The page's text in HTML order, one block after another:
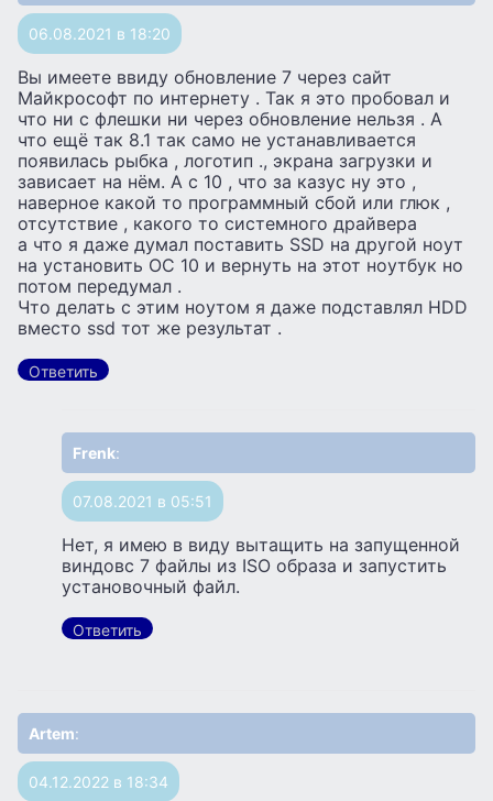
06.08.2021 в 18:20
Вы имеете ввиду обновление 7 через сайт
Майкрософт по интернету . Так я это пробовал и
что ни с флешки ни через обновление нельзя . А
что ещё так 8.1 так само не устанавливается
появилась рыбка , логотип ., экрана загрузки и
зависает на нём. А с 10 , что за казус ну это ,
наверное какой то программный сбой или глюк ,
отсутствие , какого то системного драйвера
а что я даже думал поставить SSD на другой ноут
на установить ОС 10 и вернуть на этот ноутбук но
потом передумал .
Что делать с этим ноутом я даже подставлял HDD
вместо ssd тот же результат .
Ответить
Frenk:
07.08.2021 в 05:51
Нет, я имею в виду вытащить на запущенной
виндовс 7 файлы из ISO образа и запустить
установочный файл.
Ответить
Artem:
04.12.2022 в 18:34